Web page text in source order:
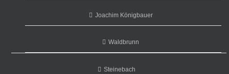
Joachim Königbauer
Waldbrunn
Steinebach